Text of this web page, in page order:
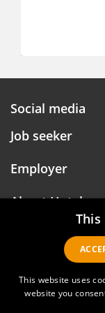
Social media
Job seeker
Employer
About
This
This website uses
website you